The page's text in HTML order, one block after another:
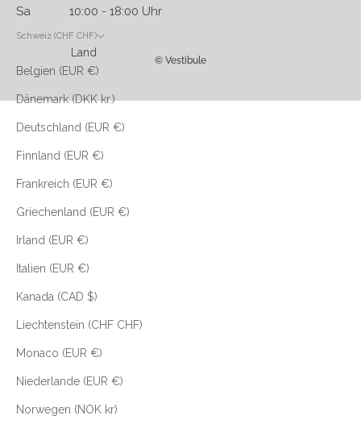
Sa 10:00 - 18:00 Uhr
Schweiz (CHF CHF)
Land
Belgien (EUR €)
Dänemark (DKK kr.)
Deutschland (EUR €)
Finnland (EUR €)
Frankreich (EUR €)
Griechenland (EUR €)
Irland (EUR €)
Italien (EUR €)
Kanada (CAD $)
Liechtenstein (CHF CHF)
Monaco (EUR €)
Niederlande (EUR €)
Norwegen (NOK kr)
© Vestibule